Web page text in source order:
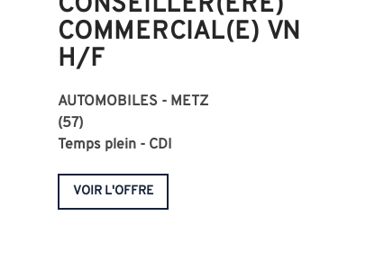
COMMERCIAL(E) VN
H/F
AUTOMOBILES - METZ
(57)
Temps plein - CDI
VOIR L'OFFRE